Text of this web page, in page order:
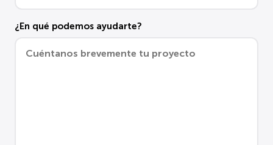
¿En qué podemos ayudarte?